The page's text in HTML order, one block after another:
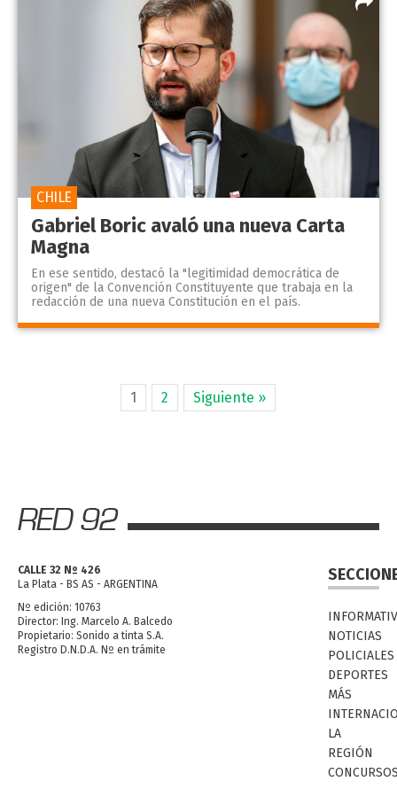
Gabriel Boric avaló una nueva Carta
Magna
En ese sentido, destacó la "legitimidad democrática de
origen" de la Convención Constituyente que trabaja en la
redacción de una nueva Constitución en el país.
CHILE
1 2 Siguiente »
CALLE 32 Nº 426
La Plata - BS AS - ARGENTINA
Nº edición: 10763
Director: Ing. Marcelo A. Balcedo
Propietario: Sonido a tinta S.A.
Registro D.N.D.A. Nº en trámite
NOTICIAS
POLICIALES
DEPORTES
MÁS
LA
REGIÓN